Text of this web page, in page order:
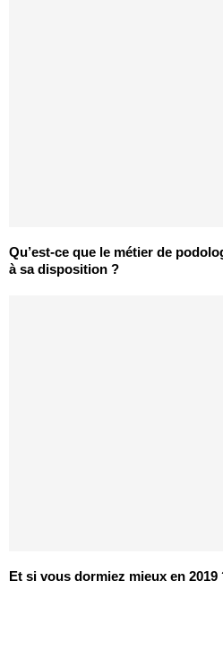
Qu’est-ce que le métier de
à sa disposition ?
Et si vous dormiez mieux en 2019